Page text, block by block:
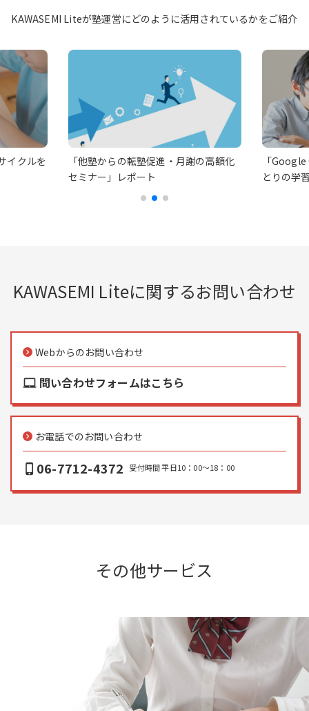
KAWASEMI Liteが塾運営にどのように活用されているかをご紹介
イクルを
「他塾からの転塾促進・月謝の高額化
セミナー」レポート
「
とりの学
KAWASEMI Liteに関するお問い合わせ
keyboard_arrow_right Webからのお問い合わせ
laptop_mac 問い合わせフォームはこちら
keyboard_arrow_right お電話でのお問い合わせ
phone_iphone 06-7712-4372 受付時間 平日10：00〜18：00
その他サービス